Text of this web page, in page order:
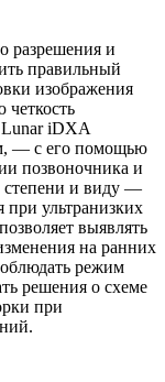
разрешения и
правильный
изображения
четкость
Lunar iDXA
— с его помощью
позвоночника и
степени и виду —
при ультранизких
выявлять
на ранних
режим
решения о схеме
при